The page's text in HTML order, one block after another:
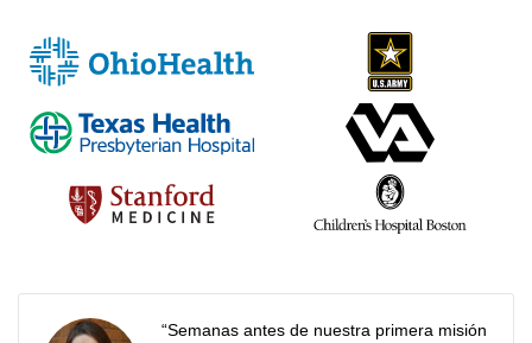
“Semanas antes de nuestra primera misión